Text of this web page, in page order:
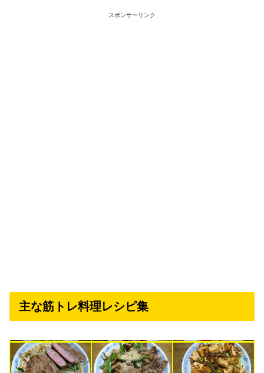
スポンサーリンク
主な筋トレ料理レシピ集